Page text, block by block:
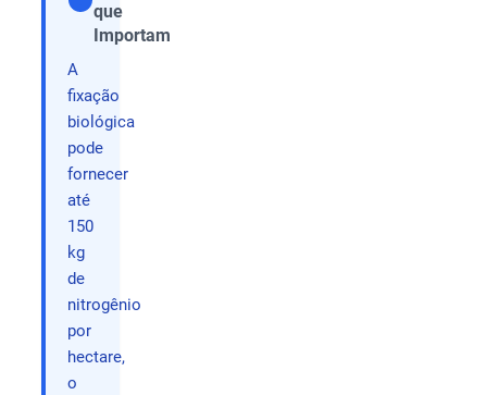
que
Importam
A
fixação
biológica
pode
fornecer
até
150
kg
de
nitrogênio
por
hectare,
o